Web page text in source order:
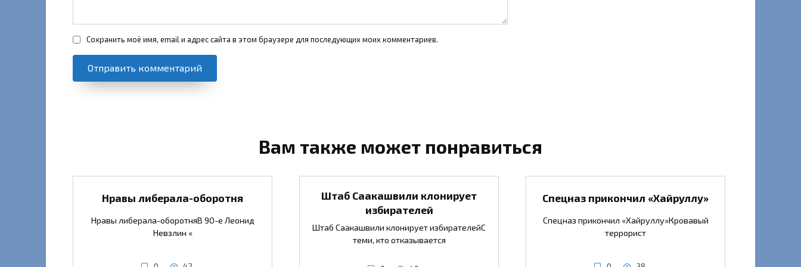
Сохранить моё имя, email и адрес сайта в этом браузере для последующих моих комментариев.
Вам также может понравиться
Нравы либерала-оборотня
Нравы либерала-оборотняВ 90-е Леонид
Невзлин «
Штаб Саакашвили клонирует
избирателей
Штаб Саакашвили клонирует избирателейС
теми, кто отказывается
Спецназ прикончил «Хайруллу»
Спецназ прикончил «Хайруллу»Кровавый
террорист